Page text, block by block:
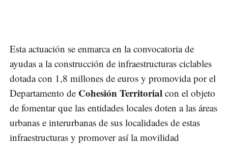
Esta actuación se enmarca en la convocatoria de
ayudas a la construcción de infraestructuras ciclables
dotada con 1,8 millones de euros y promovida por el
Departamento de Cohesión Territorial con el objeto
de fomentar que las entidades locales doten a las áreas
urbanas e interurbanas de sus localidades de estas
infraestructuras y promover así la movilidad